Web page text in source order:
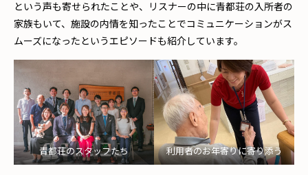
という声も寄せられたことや、リスナーの中に青都荘の入所者の
家族もいて、施設の内情を知ったことでコミュニケーションがス
ムーズになったというエピソードも紹介しています。
青都荘のスタッフたち 利用者のお年寄りに寄り添う